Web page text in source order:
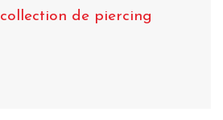
collection de piercing